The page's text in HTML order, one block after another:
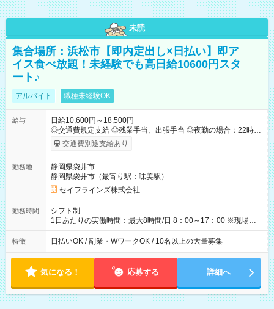
未読
集合場所：浜松市【即内定出し×日払い】即ア
イス食べ放題！未経験でも高日給10600円スタ
ート♪
アルバイト 職種未経験OK
給与
日給10,600円～18,500円
◎交通費規定支給 ◎残業手当、出張手当 ◎夜勤の場合：22時～
翌5時は割増給与 ◎日払い・週払い可(希望者／条件有) ◎社食あ
ダブルワークも可能です☺ ◎髪色、ピアス、タトゥーOK おしゃ
れも自由に楽しめます！ 【試用期間】試用期間あり 試用期間の
長さ：3ヶ月 雇用形態、給与は本採用時と同じです。
交通費別途支給あり
勤務地
静岡県袋井市
静岡県袋井市（最寄り駅：味美駅）
セイフラインズ株式会社
勤務時間
シフト制
1日あたりの実働時間：最大8時間/日 8：00～17：00 ※現場によ
っては多少時間は前後します ▶残業ほとんどなし！ ▶時間より
早く終わることの方が多いと思います。現場によっては午前中
望の方は夜勤（21:00～6:00）のお仕事も可能。
特徴 日払いOK / 副業・WワークOK / 10名以上の大量募集
気になる！ 応募する 詳細へ